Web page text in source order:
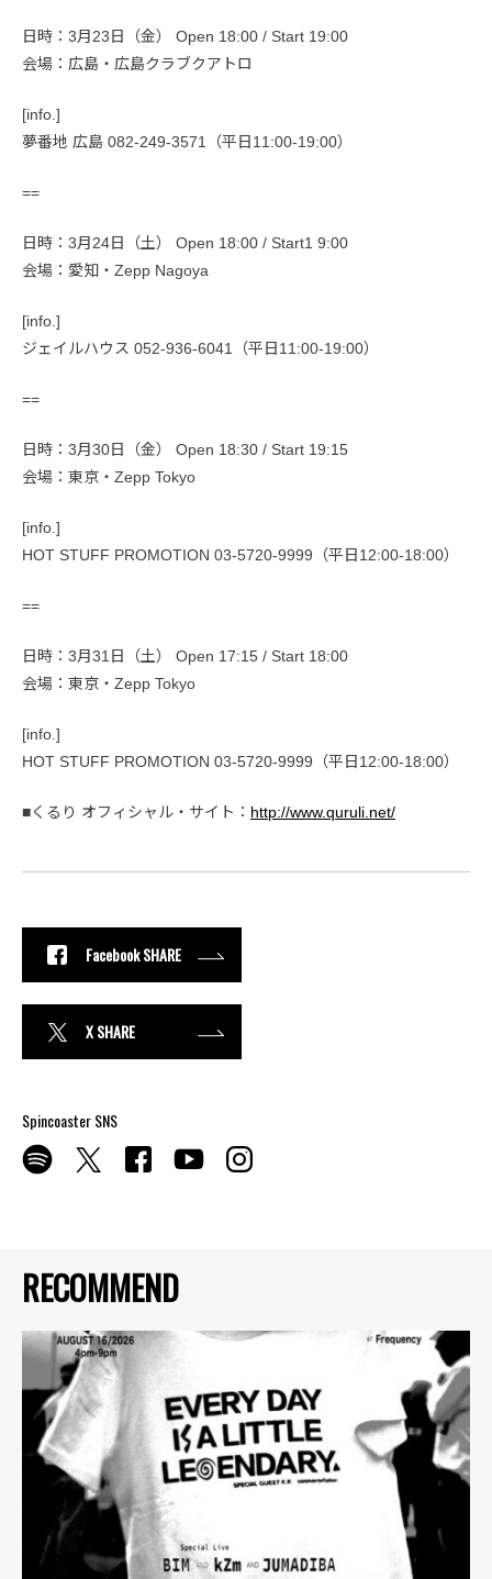
RECOMMEND
日時：3月23日（金） Open 18:00 / Start 19:00
会場：広島・広島クラブクアトロ
[info.]
夢番地 広島 082-249-3571（平日11:00-19:00）
==
日時：3月24日（土） Open 18:00 / Start1 9:00
会場：愛知・Zepp Nagoya
[info.]
ジェイルハウス 052-936-6041（平日11:00-19:00）
==
日時：3月30日（金） Open 18:30 / Start 19:15
会場：東京・Zepp Tokyo
[info.]
HOT STUFF PROMOTION 03-5720-9999（平日12:00-18:00）
==
日時：3月31日（土） Open 17:15 / Start 18:00
会場：東京・Zepp Tokyo
[info.]
HOT STUFF PROMOTION 03-5720-9999（平日12:00-18:00）
■くるり オフィシャル・サイト： http://www.quruli.net/
Facebook SHARE
X SHARE
Spincoaster SNS